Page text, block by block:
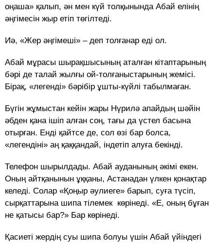
оңаша» қалып, ән мен күй толқынында Абай елінің
әңгімесін жыр етіп төгілтеді.
Иә, «Жер әңгімеші» – деп толғанар еді ол.
Абай мұрасы шырақшысының аталған кітаптарының
бәрі де талай жылғы ой-толғаныстарының жемісі.
Бірақ, «легенді» бәрібір ұшты-күйлі табылмаған.
Бүгін жұмыстан кейін жары Нүрилә апайдың шәйін
әбден қана ішіп алған соң, тағы да үстел басына
отырған. Енді қайтсе де, сол өзі бар болса,
«легендіні» аң қаққандай, індетіп алуға бекінді.
Телефон шырылдады. Абай ауданының әкімі екен.
Оның айтқанынын ұққаны, Астанадан үлкен қонақтар
келеді. Солар «Қоңыр әулиеге» барып, суға түсіп,
сырқаттарына шипа тілемек көрінеді. «Е, оның бұған
не қатысы бар?» Бар көрінеді.
Қасиеті жердің суы шипа болуы үшін Абай үйіндегі